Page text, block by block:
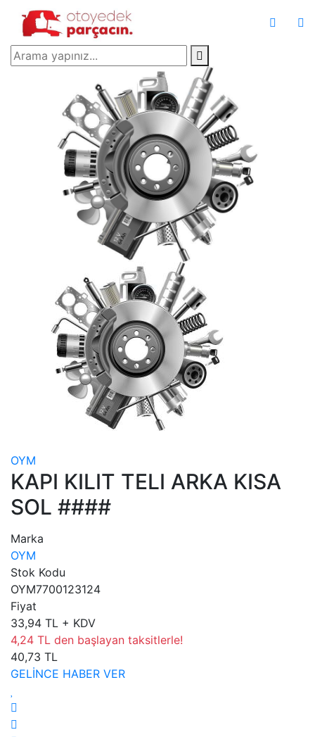
OYM
KAPI KILIT TELI ARKA KISA
SOL ####
Marka
OYM
Stok Kodu
OYM7700123124
Fiyat
33,94 TL + KDV
4,24 TL den başlayan taksitlerle!
40,73 TL
GELİNCE HABER VER